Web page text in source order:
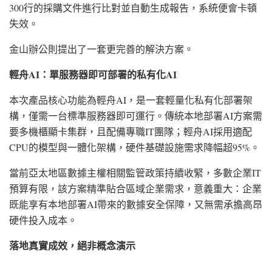
300行的採購文件進行比對並自動生成報告，系統便會卡頓
失效。
金山辦公則提出了一套更完善的解決方案。
輕舟AI：單服務器即可部署的私有化AI
本次產品核心功能為輕舟AI，是一套輕量化私有化部署架
構，僅需一台標準服務器即可運行。傳統本地部署AI方案需
要多機櫃顯卡集群，且配備專職IT團隊；輕舟AI採用適配
CPU的模型與一體化架構，硬件基礎設施需求降幅超95%。
當前亞太地區數據主權相關監管政策持續收緊，多數企業IT
預算有限，該方案精準貼合區域企業需求，意義重大：企業
既能享有本地部署AI帶來的數據安全保障，又無需承擔高昂
硬件投入成本。
落地真實成效，絕非概念演示